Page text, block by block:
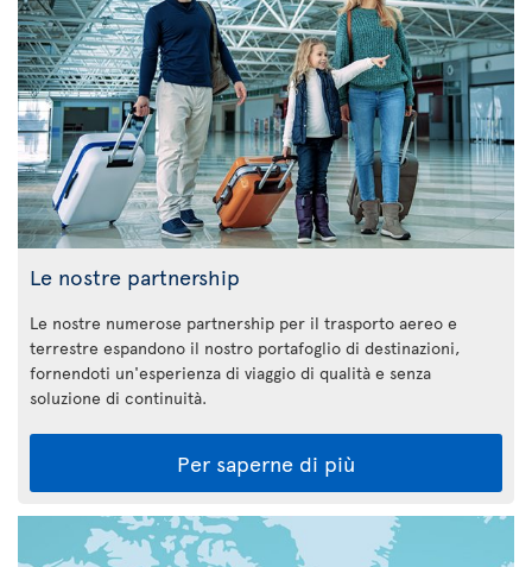
Le nostre partnership
Le nostre numerose partnership per il trasporto aereo e
terrestre espandono il nostro portafoglio di destinazioni,
fornendoti un'esperienza di viaggio di qualità e senza
soluzione di continuità.
Per saperne di più